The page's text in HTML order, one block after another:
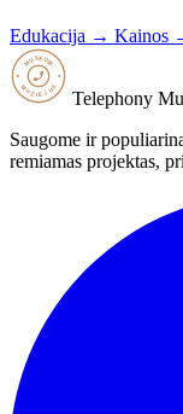
Edukacija → Kainos
Telephony
Saugome ir
remiamas projektas,